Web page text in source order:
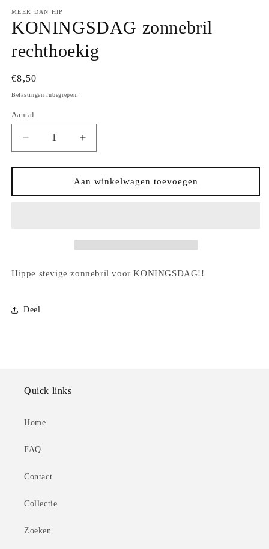
MEER DAN HIP
KONINGSDAG zonnebril
rechthoekig
Normale
prijs
€8,50
Belastingen inbegrepen.
Aantal
Aantal
Aantal
verlagen
voor
KONINGSDAG
zonnebril
Aantal
verhogen
voor
KONINGSDAG
zonnebril
Aan winkelwagen toevoegen
Hippe stevige zonnebril voor KONINGSDAG!!
Deel
Quick links
Home
FAQ
Contact
Collectie
Zoeken